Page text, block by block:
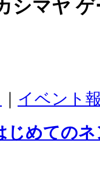
シマヤ
イベント
じめての